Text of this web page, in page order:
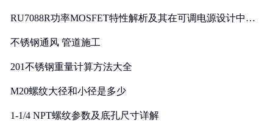
RU7088R功率MOSFET特性解析及其在可调电源设计中的
不锈钢通风 管道施工
201不锈钢重量计算方法大全
M20螺纹大径和小径是多少
1-1/4 NPT螺纹参数及底孔尺寸详解